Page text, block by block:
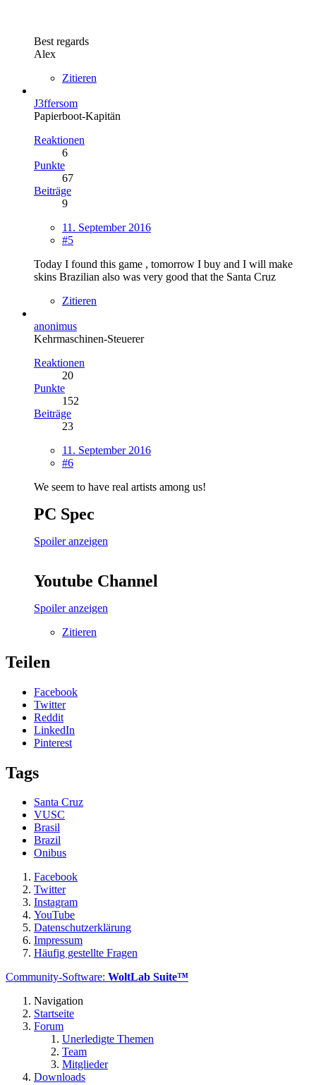
Best regards
Alex
Zitieren
J3ffersom
Papierboot-Kapitän
Reaktionen
6
Punkte
67
Beiträge
9
11. September 2016
#5
Today I found this game , tomorrow I buy and I will make
skins Brazilian also was very good that the Santa Cruz
Zitieren
anonimus
Kehrmaschinen-Steuerer
Reaktionen
20
Punkte
152
Beiträge
23
11. September 2016
#6
We seem to have real artists among us!
PC Spec
Spoiler anzeigen
Youtube Channel
Spoiler anzeigen
Zitieren
Teilen
Facebook
Twitter
Reddit
LinkedIn
Pinterest
Tags
Santa Cruz
VUSC
Brasil
Brazil
Onibus
Facebook
Twitter
Instagram
YouTube
Datenschutzerklärung
Impressum
Häufig gestellte Fragen
Community-Software: WoltLab Suite™
Navigation
Startseite
Forum
Unerledigte Themen
Team
Mitglieder
Downloads